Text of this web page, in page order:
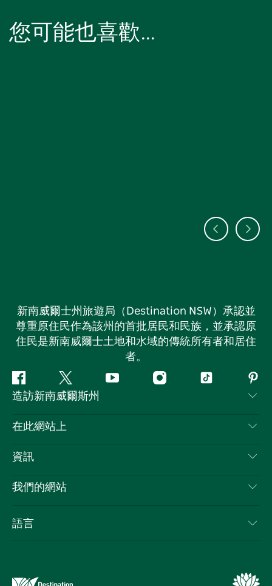
您可能也喜歡…
新南威爾士州旅遊局（Destination NSW）承認並
尊重原住民作為該州的首批居民和民族，並承認原
住民是新南威爾士土地和水域的傳統所有者和居住
者。
Facebook嘰
嘰
喳
Youtube Instagram抖
造訪新南威爾斯州
聯絡我們
隱私
Cookie 通知
在此網站上
目的地
新南威爾士州公路旅行
活動
資訊
旅行資訊
新南威爾士州的商業
我們的網站
新南威爾士州旅遊局（Destination NSW）媒體中心
語言